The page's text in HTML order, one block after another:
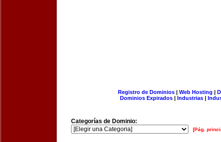
Registro de Dominios| Web Hosting |
Dominios Expirados | Industrias |
Categorías de Dominio:
[Pág.